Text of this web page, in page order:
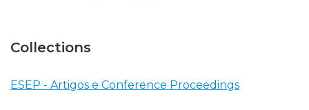
Collections
ESEP - Artigos e Conference Proceedings